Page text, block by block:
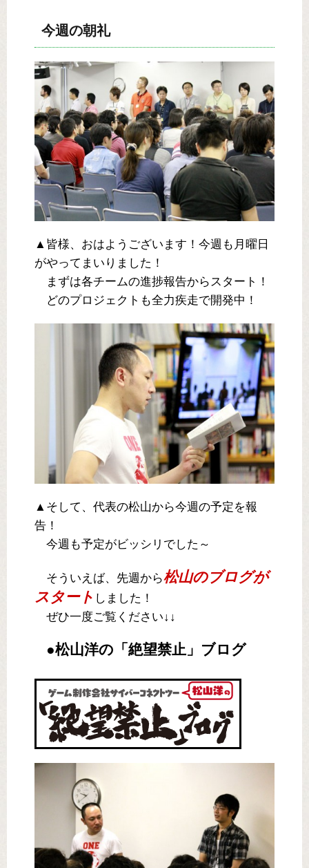
今週の朝礼
▲皆様、おはようございます！今週も月曜日
がやってまいりました！
まずは各チームの進捗報告からスタート！
どのプロジェクトも全力疾走で開発中！
▲そして、代表の松山から今週の予定を報
告！
今週も予定がビッシリでした～
そういえば、先週から松山のブログが
スタート しました！
ぜひ一度ご覧ください↓↓
●松山洋の「絶望禁止」ブログ